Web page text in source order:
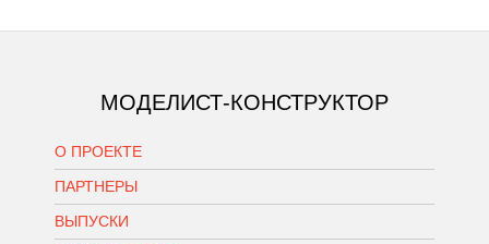
МОДЕЛИСТ-КОНСТРУКТОР
О ПРОЕКТЕ
ПАРТНЕРЫ
ВЫПУСКИ